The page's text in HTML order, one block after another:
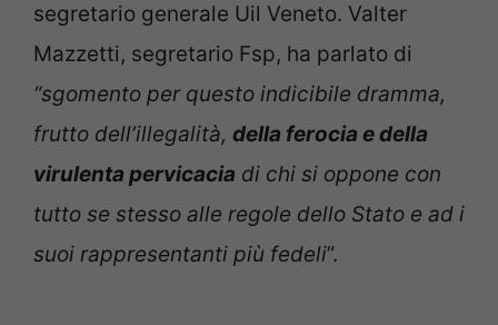
segretario generale Uil Veneto. Valter
Mazzetti, segretario Fsp, ha parlato di
“sgomento per questo indicibile dramma,
frutto dell’illegalità, della ferocia e della
virulenta pervicacia di chi si oppone con
tutto se stesso alle regole dello Stato e ad i
suoi rappresentanti più fedeli”.